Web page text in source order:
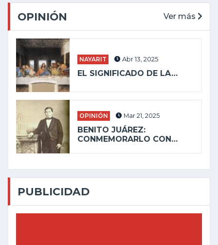
OPINIÓN Ver más
NAYARIT Abr 13, 2025
EL SIGNIFICADO DE LA…
OPINIÓN Mar 21, 2025
BENITO JUÁREZ:
CONMEMORARLO CON…
PUBLICIDAD